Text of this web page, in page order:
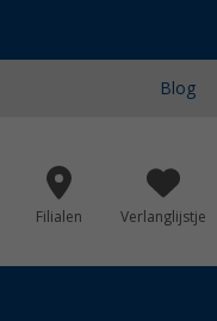
Blog
Filialen Verlanglijstje